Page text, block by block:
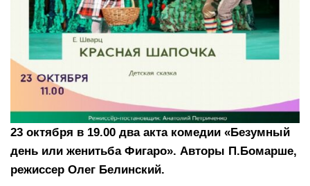
23 октября в 19.00 два акта комедии «Безумный
день или женитьба Фигаро». Авторы П.Бомарше,
режиссер Олег Белинский.